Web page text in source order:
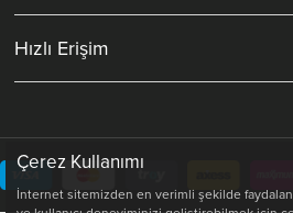
Hızlı Erişim
Çerez Kullanımı
İnternet sitemizden en verimli şekilde